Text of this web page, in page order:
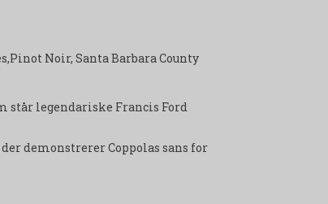
Noir, Santa Barbara County
står legendariske Francis Ford
demonstrerer Coppolas sans for